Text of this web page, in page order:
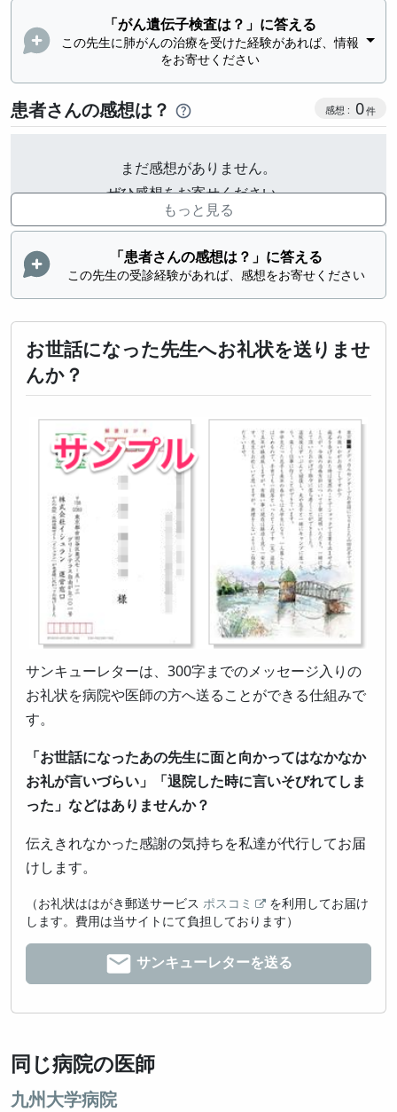
「がん遺伝子検査は？」に答える
この先生に肺がんの治療を受けた経験があれば、情報
をお寄せください
患者さんの感想は？ 感想投稿
0
まだ感想がありません。
ぜひ感想をお寄せください。
もっと見る
「患者さんの感想は？」に答える
この先生の受診経験があれば、感想をお寄せください
お世話になった先生へお礼状を送りませ
んか？
サンキューレターは、300字までのメッセージ入りの
お礼状を病院や医師の方へ送ることができる仕組みで
す。
「お世話になったあの先生に面と向かってはなかなか
お礼が言いづらい」「退院した時に言いそびれてしま
った」などはありませんか？
伝えきれなかった感謝の気持ちを私達が代行してお届
けします。
（お礼状ははがき郵送サービス ポスコミ
を利用してお届け
します。費用は当サイトにて負担しております）
サンキューレターを送る
同じ病院の医師
九州大学病院